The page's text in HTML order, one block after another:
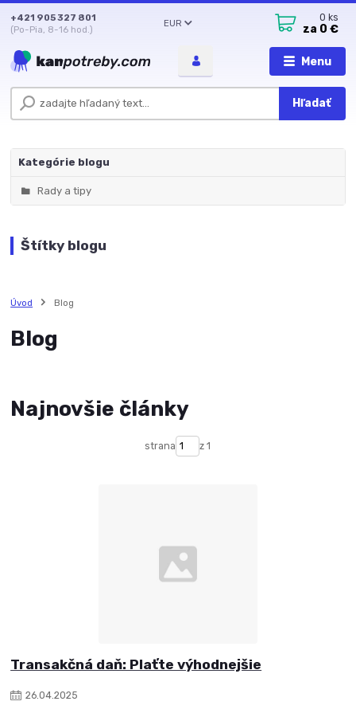
Menu
EUR
Hľadať
+421 905 327 801
(Po-Pia, 8-16 hod.)
0 ks
za 0 €
Kategórie blogu
Rady a tipy
Štítky blogu
Úvod Blog
Blog
Najnovšie články
strana z 1
Transakčná daň: Plaťte výhodnejšie
26.04.2025